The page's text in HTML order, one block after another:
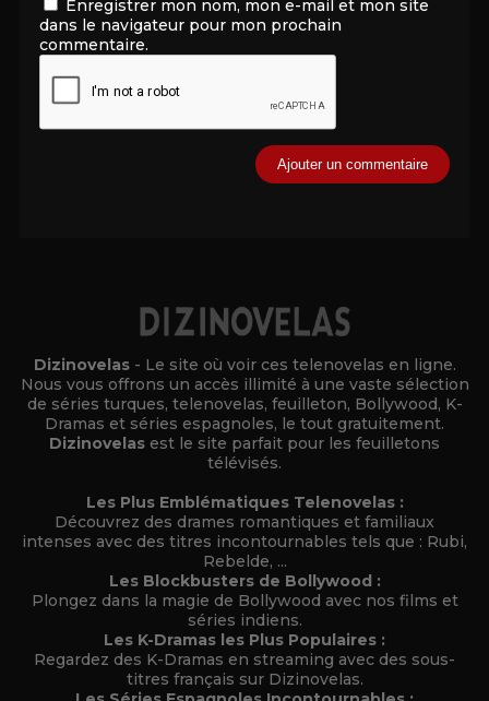
Enregistrer mon nom, mon e-mail et mon site
dans le navigateur pour mon prochain
commentaire.
Dizinovelas - Le site où voir ces telenovelas en ligne.
Nous vous offrons un accès illimité à une vaste sélection
de séries turques, telenovelas, feuilleton, Bollywood, K-
Dramas et séries espagnoles, le tout gratuitement.
Dizinovelas est le site parfait pour les feuilletons
télévisés.
Les Plus Emblématiques Telenovelas :
Découvrez des drames romantiques et familiaux
intenses avec des titres incontournables tels que : Rubi,
Rebelde, ...
Les Blockbusters de Bollywood :
Plongez dans la magie de Bollywood avec nos films et
séries indiens.
Les K-Dramas les Plus Populaires :
Regardez des K-Dramas en streaming avec des sous-
titres français sur Dizinovelas.